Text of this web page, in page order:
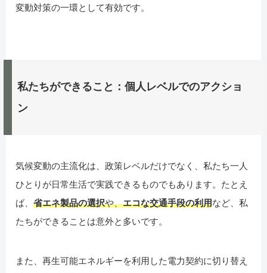
変動対策の一環として有効です。
私たちができること：個人レベルでのアクショ
ン
気候変動の主流化は、政策レベルだけでなく、私たち一人
ひとりが日常生活で実践できるものでもあります。たとえ
ば、 省エネ製品の選択や、エコな交通手段の利用など、私
たちができることは意外と多いです。
また、再生可能エネルギーを利用した電力契約に切り替え